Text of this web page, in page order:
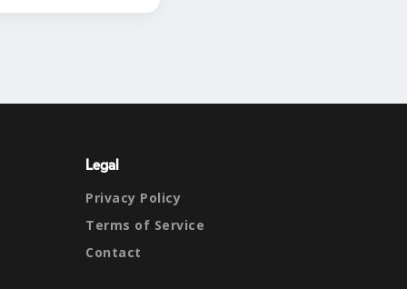
Legal
Privacy Policy
Terms of Service
Contact